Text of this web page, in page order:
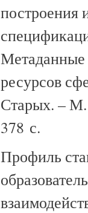
построения
Метаданные
ресурсов
Старых. –
378 с.
Профиль